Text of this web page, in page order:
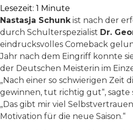
Lesezeit: 1 Minute
Nastasja Schunkist nach der
durch Schulterspezialist Dr.
eindrucksvolles Comeback
Jahr nach dem Eingriff konnte
der Deutschen Meisterin im
„Nach einer so schwierigen Zeit
gewinnen, tut richtig gut“, sagte
„Das gibt mir viel
Motivation für die neue Saison.“